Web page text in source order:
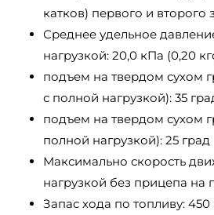
катков) первого и второго
Среднее удельное
нагрузкой: 20,0 кПа (0,20
подъем на твердом сухом
с полной нагрузкой): 35
подъем на твердом сухом
полной нагрузкой): 25 град
Максимально скорость
нагрузкой без прицепа на
Запас хода по топливу: 450